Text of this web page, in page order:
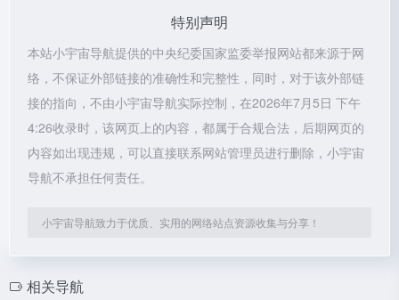
特别声明
本站小宇宙导航提供的中央纪委国家监委举报网站都来源于网
络，不保证外部链接的准确性和完整性，同时，对于该外部链
接的指向，不由小宇宙导航实际控制，在2026年7月5日 下午
4:26收录时，该网页上的内容，都属于合规合法，后期网页的
内容如出现违规，可以直接联系网站管理员进行删除，小宇宙
导航不承担任何责任。
小宇宙导航致力于优质、实用的网络站点资源收集与分享！
相关导航